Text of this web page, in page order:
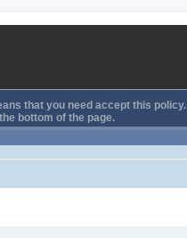
that you need accept this policy.
bottom of the page.